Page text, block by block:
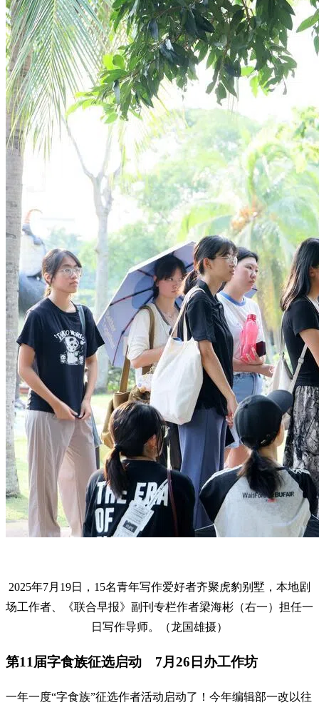
2025年7月19日，15名青年写作爱好者齐聚虎豹别墅，本地剧
场工作者、《联合早报》副刊专栏作者梁海彬（右一）担任一
日写作导师。（龙国雄摄）
第11届字食族征选启动 7月26日办工作坊
一年一度“字食族”征选作者活动启动了！今年编辑部一改以往